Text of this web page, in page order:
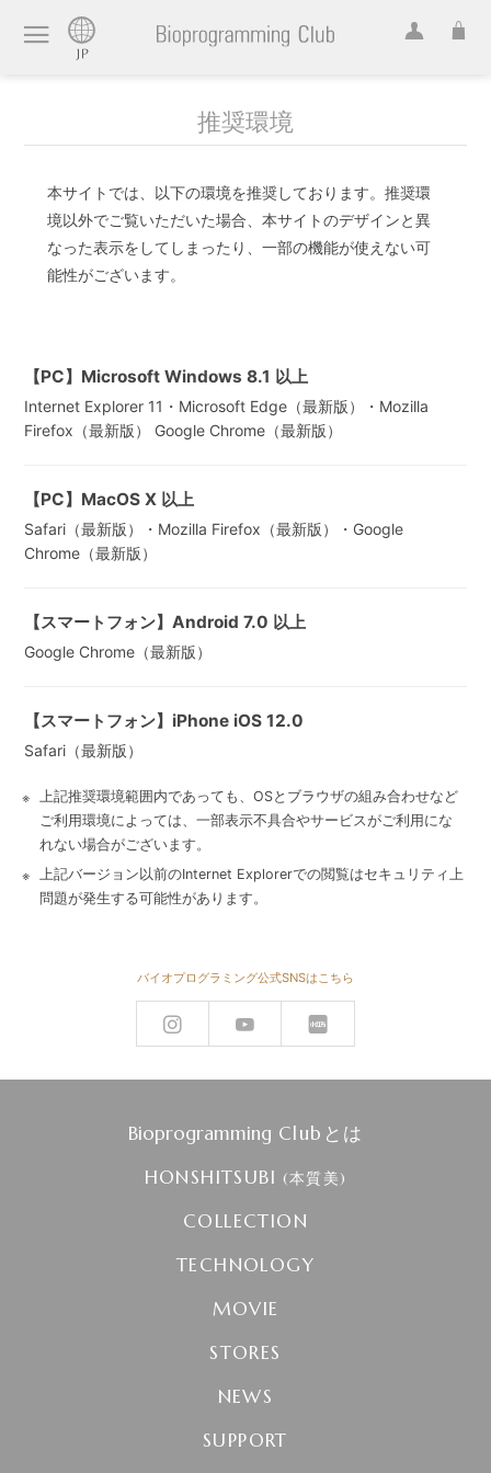
推奨環境
本サイトでは、以下の環境を推奨しております。推奨環
境以外でご覧いただいた場合、本サイトのデザインと異
なった表示をしてしまったり、一部の機能が使えない可
能性がございます。
【PC】Microsoft Windows 8.1 以上
Internet Explorer 11・Microsoft Edge（最新版）・Mozilla
Firefox（最新版） Google Chrome（最新版）
【PC】MacOS X 以上
Safari（最新版）・Mozilla Firefox（最新版）・Google
Chrome（最新版）
【スマートフォン】Android 7.0 以上
Google Chrome（最新版）
【スマートフォン】iPhone iOS 12.0
Safari（最新版）
上記推奨環境範囲内であっても、OSとブラウザの組み合わせなど
ご利用環境によっては、一部表示不具合やサービスがご利用にな
れない場合がございます。
上記バージョン以前のInternet Explorerでの閲覧はセキュリティ上
問題が発生する可能性があります。
バイオプログラミング公式SNSはこちら
Bioprogramming Clubとは
HONSHITSUBI (本質美)
COLLECTION
TECHNOLOGY
MOVIE
STORES
NEWS
SUPPORT